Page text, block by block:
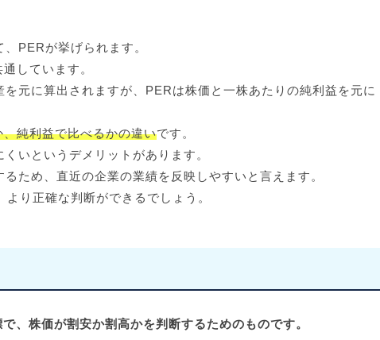
PERが挙げられます。
しています。
元に算出されますが、PERは株価と一株あたりの純利益を元に
純利益で比べるかの違いです。
いというデメリットがあります。
ため、直近の企業の業績を反映しやすいと言えます。
り正確な判断ができるでしょう。
、株価が割安か割高かを判断するためのものです。